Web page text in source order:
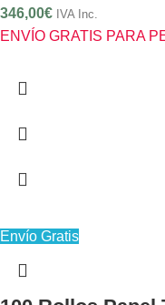
346,00€ IVA Inc.
ENVÍO GRATIS PARA
Envío Gratis